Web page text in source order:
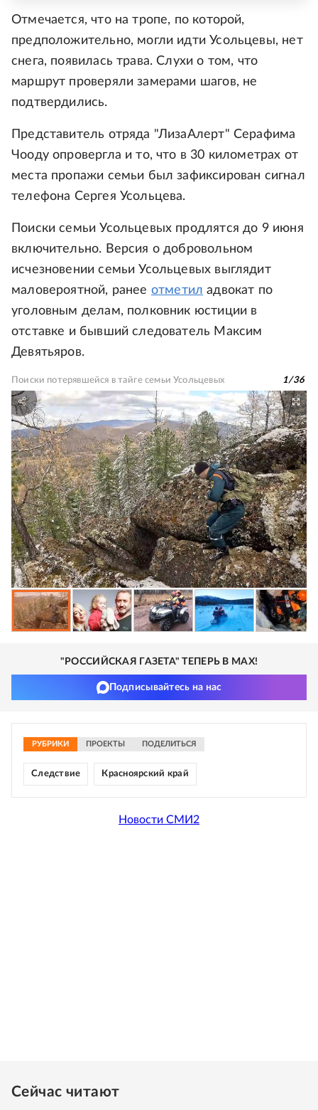
Отмечается, что на тропе, по которой,
предположительно, могли идти Усольцевы, нет
снега, появилась трава. Слухи о том, что
маршрут проверяли замерами шагов, не
подтвердились.
Представитель отряда "ЛизаАлерт" Серафима
Чооду опровергла и то, что в 30 километрах от
места пропажи семьи был зафиксирован сигнал
телефона Сергея Усольцева.
Поиски семьи Усольцевых продлятся до 9 июня
включительно. Версия о добровольном
исчезновении семьи Усольцевых выглядит
маловероятной, ранее отметил адвокат по
уголовным делам, полковник юстиции в
отставке и бывший следователь Максим
Девятьяров.
Поиски потерявшейся в тайге семьи Усольцевых 1/36
"РОССИЙСКАЯ ГАЗЕТА" ТЕПЕРЬ В MAX!
Подписывайтесь на нас
РУБРИКИ ПРОЕКТЫ ПОДЕЛИТЬСЯ
Следствие Красноярский край
Новости СМИ2
Сейчас читают